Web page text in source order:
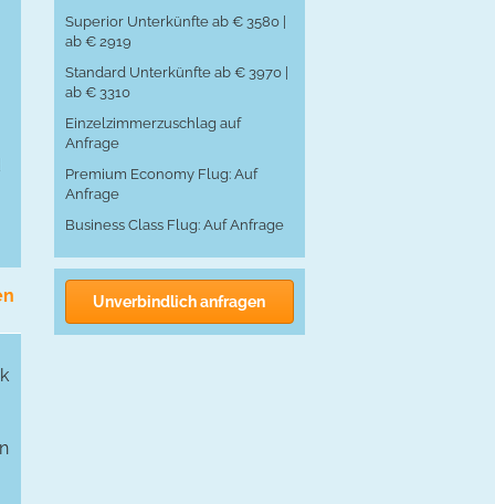
Superior Unterkünfte ab € 3580 |
ab € 2919
Standard Unterkünfte ab € 3970 |
ab € 3310
Einzelzimmerzuschlag auf
Anfrage
Premium Economy Flug: Auf
Anfrage
Business Class Flug: Auf Anfrage
Unverbindlich anfragen